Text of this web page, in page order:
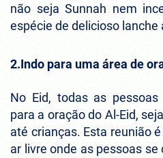
não seja Sunnah nem
espécie de delicioso lanche
2.Indo para uma área de
No Eid, todas as
para a oração do Al-Eid,
até crianças. Esta reunião
ar livre onde as pessoas